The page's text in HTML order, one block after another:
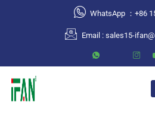
WhatsApp ：+86
Email : sales15-